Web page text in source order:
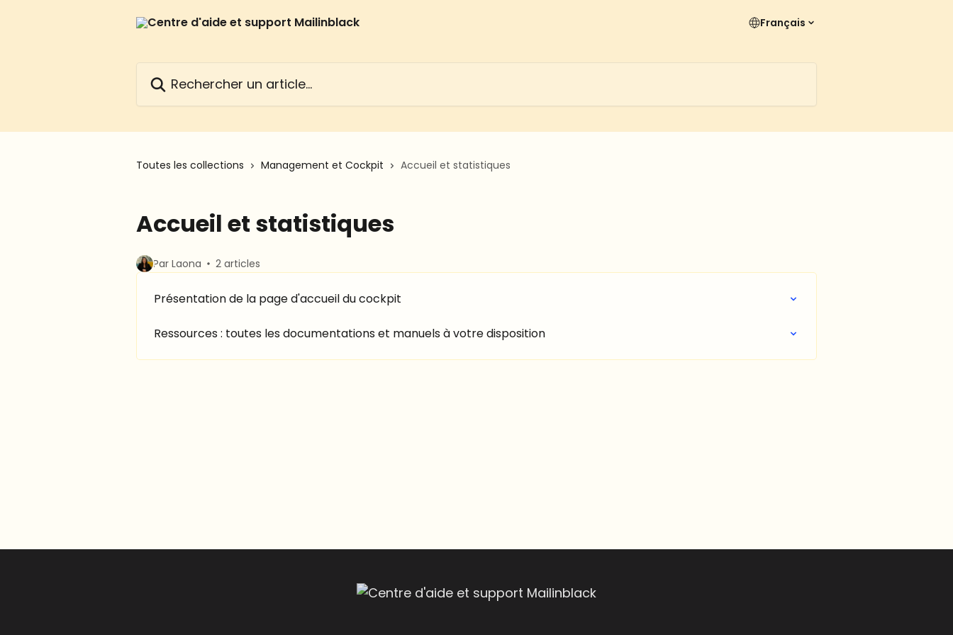
Français
Toutes les collections Management et Cockpit Accueil et statistiques
Accueil et statistiques
Par Laona 2 articles
Présentation de la page d'accueil du cockpit
Ressources : toutes les documentations et manuels à votre disposition